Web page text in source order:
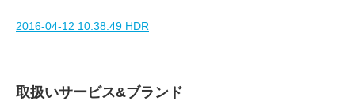
2016-04-12 10.38.49 HDR
取扱いサービス&ブランド